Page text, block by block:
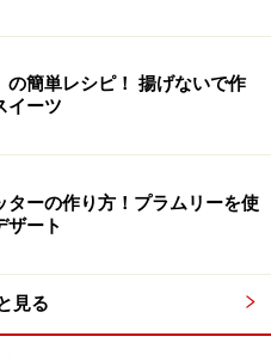
加え混ぜる
（約20秒レンジ加熱）、牛
の簡単レシピ！ 揚げないで作
イーツ
ターの作り方！プラムリーを使
ザート
見る